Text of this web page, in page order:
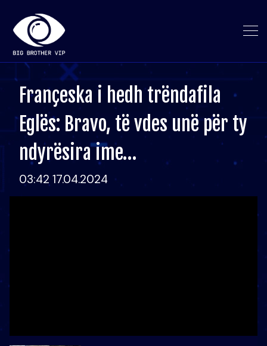
Françeska i hedh trëndafila
Eglës: Bravo, të vdes unë për ty
ndyrësira ime…
03:42 17.04.2024